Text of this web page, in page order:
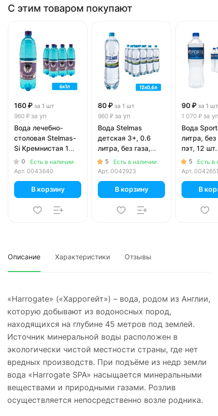
С этим товаром покупают
160 ₽ за 1 шт
960 ₽ за уп
Вода лечебно-
столовая Stelmas-
Si Кремнистая 1
литр, газ, пэт, 6 шт.
в уп.
0
Есть в наличии
Арт. 0043640
В корзину
80 ₽ за 1 шт
960 ₽ за уп
Вода Stelmas
детская 3+, 0.6
литра, без газа,
пэт, 12 шт. в уп.
5
Есть в наличии
Арт. 0042923
В корзину
90 ₽ за 1 шт
1 070 ₽ за
Вода
литра, без
пэт, 12
5
Есть в
Арт.
В
Описание Характеристики Отзывы
«Harrogate» («Харрогейт») – вода, родом из Англии,
которую добывают из водоносных пород,
находящихся на глубине 45 метров под землей.
Источник минеральной воды расположен в
экологически чистой местности страны, где нет
вредных производств. При подъёме из недр земли
вода «Harrogate SPA» насыщается минеральными
веществами и природными газами. Розлив
осуществляется непосредственно возле родника.